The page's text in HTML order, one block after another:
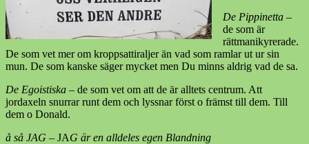
De Pippinetta –
de som är
rättmanikyrerade.
De som vet mer om kroppsattiraljer än vad som ramlar ut ur sin
mun. De som kanske säger mycket men Du minns aldrig vad de sa.
De Egoistiska – de som vet om att de är alltets centrum. Att
jordaxeln snurrar runt dem och lyssnar först o främst till dem. Till
dem o Donald.
å så JAG – JAG är en alldeles egen Blandning